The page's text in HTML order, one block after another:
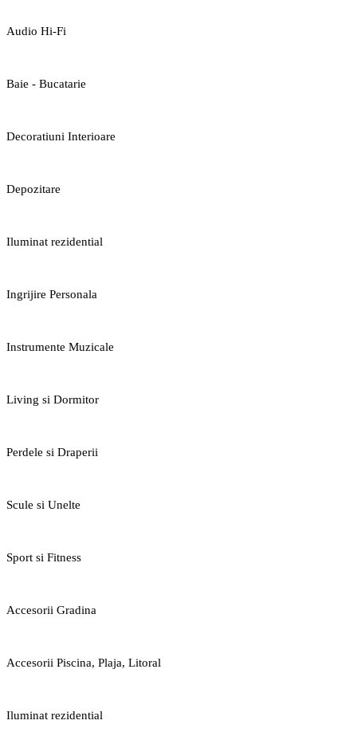
Audio Hi-Fi
Baie - Bucatarie
Decoratiuni Interioare
Depozitare
Iluminat rezidential
Ingrijire Personala
Instrumente Muzicale
Living si Dormitor
Perdele si Draperii
Scule si Unelte
Sport si Fitness
Accesorii Gradina
Accesorii Piscina, Plaja, Litoral
Iluminat rezidential